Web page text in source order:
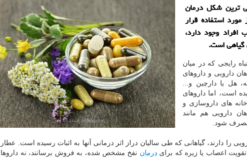
ترین شکل درمان
استفاده قرار
افراد وجود دارد،
گیاهی است.
رایجی که در میان
دارویی و داروهای
هل یا دارچین و...
است، اما داروهای
های داروسازی و
دارویی هم مانند
مصرف شود.
را دارند، گیاهانی که طی سالیان دراز اثر درمانی آنها به اثبات رسیده است.
اعصاب یا زیره که برایدرمان نفخ مشخص شده، به فروش برسانند، نه